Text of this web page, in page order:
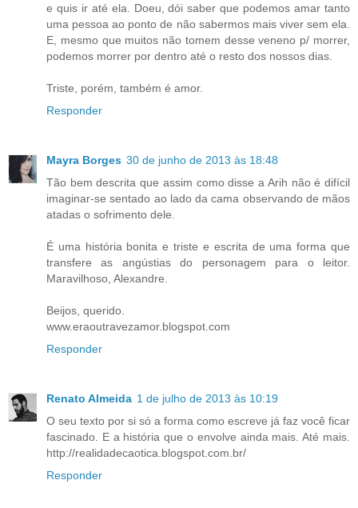
e quis ir até ela. Doeu, dói saber que podemos amar tanto
uma pessoa ao ponto de não sabermos mais viver sem ela.
E, mesmo que muitos não tomem desse veneno p/ morrer,
podemos morrer por dentro até o resto dos nossos dias.
Triste, porém, também é amor.
Responder
Mayra Borges 30 de junho de 2013 às 18:48
Tão bem descrita que assim como disse a Arih não é difícil
imaginar-se sentado ao lado da cama observando de mãos
atadas o sofrimento dele.
É uma história bonita e triste e escrita de uma forma que
transfere as angústias do personagem para o leitor.
Maravilhoso, Alexandre.
Beijos, querido.
www.eraoutravezamor.blogspot.com
Responder
Renato Almeida 1 de julho de 2013 às 10:19
O seu texto por si só a forma como escreve já faz você ficar
fascinado. E a história que o envolve ainda mais. Até mais.
http://realidadecaotica.blogspot.com.br/
Responder